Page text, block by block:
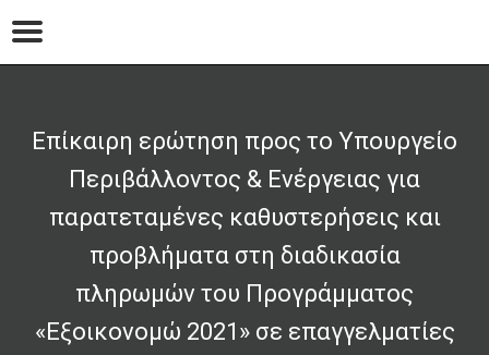
Επίκαιρη ερώτηση προς το Υπουργείο
Περιβάλλοντος & Ενέργειας για
παρατεταμένες καθυστερήσεις και
προβλήματα στη διαδικασία
πληρωμών του Προγράμματος
«Εξοικονομώ 2021» σε επαγγελματίες